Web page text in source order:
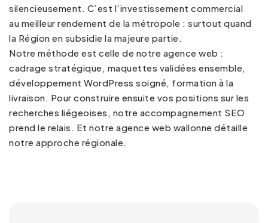
silencieusement. C’est l’investissement commercial
au meilleur rendement de la métropole : surtout quand
la Région en subsidie la majeure partie.
Notre méthode est celle de notre agence web :
cadrage stratégique, maquettes validées ensemble,
développement WordPress soigné, formation à la
livraison. Pour construire ensuite vos positions sur les
recherches liégeoises, notre accompagnement SEO
prend le relais. Et notre agence web wallonne détaille
notre approche régionale.